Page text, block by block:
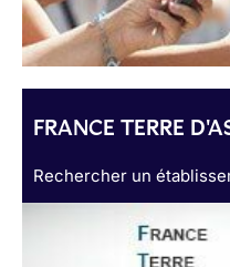
FRANCE TERRE
Rechercher un